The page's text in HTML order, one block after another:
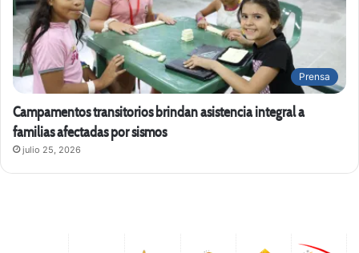
Prensa
Campamentos transitorios brindan asistencia integral a
familias afectadas por sismos
julio 25, 2026